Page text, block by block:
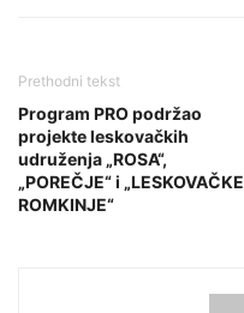
Prethodni tekst
Program PRO podržao
projekte leskovačkih
udruženja „ROSA“,
„POREČJE“ i „LESKOVAČKE
ROMKINJE“